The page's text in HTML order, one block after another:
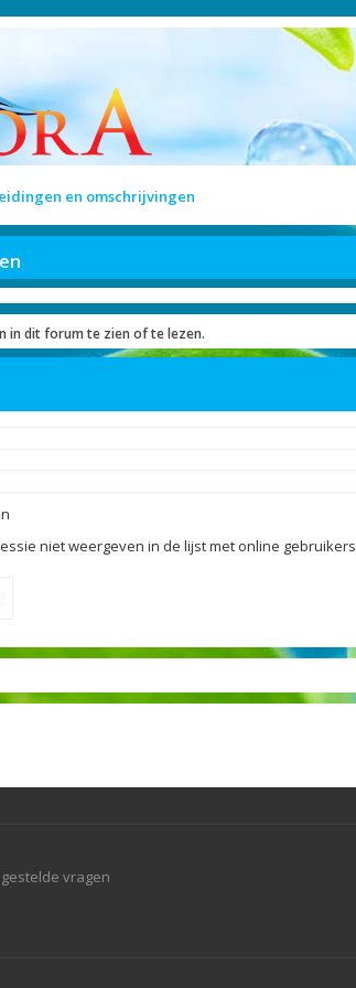
en omschrijvingen
in dit forum te zien of te lezen.
niet weergeven in de lijst met online gebruikers
vragen